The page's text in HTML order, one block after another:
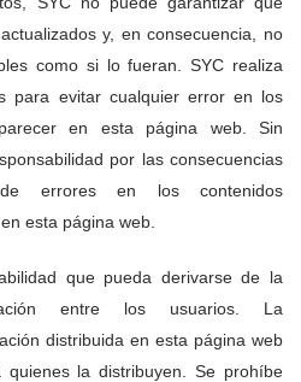
y, en consecuencia, no
como si lo fueran. SYC realiza
para evitar cualquier error en los
en esta página web. Sin
por las consecuencias
errores en los contenidos
esta página web.
que pueda derivarse de la
entre los usuarios. La
distribuida en esta página web
quienes la distribuyen. Se prohíbe